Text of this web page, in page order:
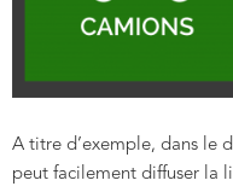
A titre d’exemple, dans le
peut facilement diffuser la